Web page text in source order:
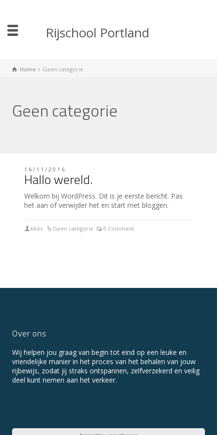
Rijschool Portland
Home Geen categorie
Geen categorie
16/11/2016
Hallo wereld.
Welkom bij WordPress. Dit is je eerste bericht. Pas
het aan of verwijder het en start met bloggen.
kkilic Geen categorie 0 Comment
Over ons
Wij helpen jou graag van begin tot eind op een leuke en
vriendelijke manier in het proces van het behalen van jouw
rijbewijs, zodat jij straks ontspannen, zelfverzekerd en veilig
deel kunt nemen aan het verkeer.